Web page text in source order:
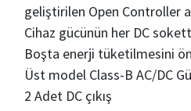
geliştirilen Open Controller
Cihaz gücünün her DC
Boşta enerji tüketilmesini
Üst model Class-B AC/DC
2 Adet DC çıkış